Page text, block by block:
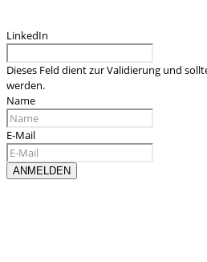
LinkedIn
Dieses Feld dient zur Validierung und
werden.
Name
E-Mail